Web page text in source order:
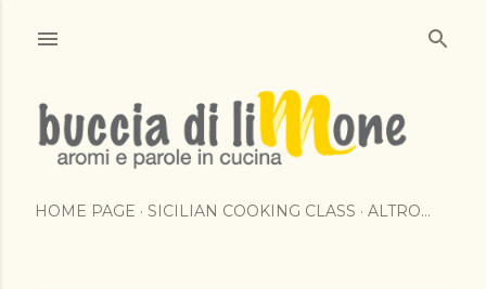
HOME PAGE SICILIAN COOKING CLASS ALTRO…